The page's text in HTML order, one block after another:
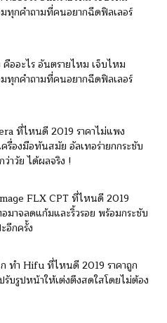
ทุกคำถามที่คนอยากฉีดฟิลเลอร์
ออะไร อันตรายไหม เจ็บไหม
ทุกคำถามที่คนอยากฉีดฟิลเลอร์
ที่ไหนดี 2019 ราคาไม่แพง
รื่องมือทันสมัย อัลเทอร่ายกกระชับ
าวัย ได้ผลจริง !
FLX CPT ที่ไหนดี 2019
มาจลดแก้มและริ้วรอย พร้อมกระชับ
อีกครั้ง
ทํา Hifu ที่ไหนดี 2019 ราคาถูก
บรูปหน้าให้เต่งตึงสดใสโดยไม่ต้อง